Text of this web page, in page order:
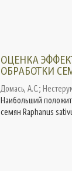
ОЦЕНКА
ОБРАБОТКИ
Домась, А.С.;
Наибольший
семян Raphanus